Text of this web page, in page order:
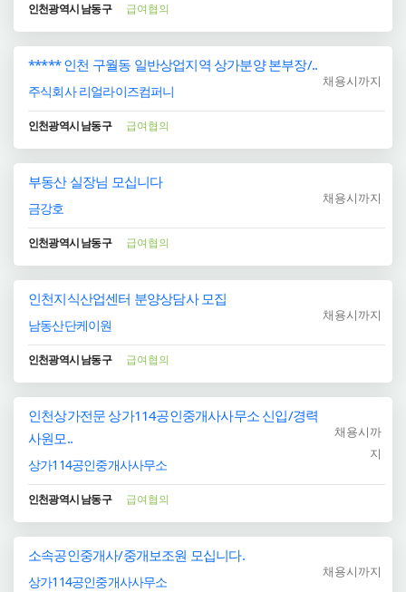
인천광역시 남동구 급여협의
***** 인천 구월동 일반상업지역 상가분양 본부장/..
주식회사 리얼라이즈컴퍼니
채용시까지
인천광역시 남동구 급여협의
부동산 실장님 모십니다
금강호
채용시까지
인천광역시 남동구 급여협의
인천지식산업센터 분양상담사 모집
남동산단케이원
채용시까지
인천광역시 남동구 급여협의
인천상가전문 상가114공인중개사사무소 신입/경력
사원모..
상가114공인중개사사무소
채용시까
지
인천광역시 남동구 급여협의
소속공인중개사/중개보조원 모십니다.
상가114공인중개사사무소
채용시까지